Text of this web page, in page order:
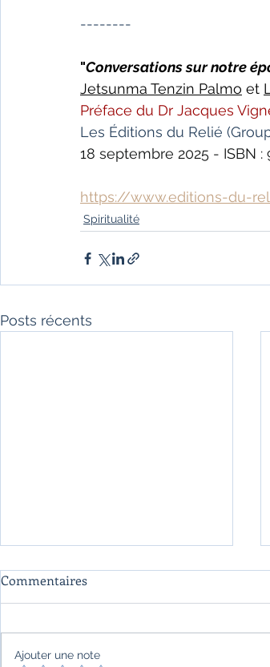
--------
"Conversations sur notre
Jetsunma Tenzin Palmo et
Préface du Dr Jacques
Les Éditions du Relié
18 septembre 2025 - ISBN
https://www.editions-du-
Spiritualité
Posts récents
Commentaires
Ajouter une note